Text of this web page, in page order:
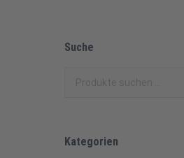
Suche
Kategorien